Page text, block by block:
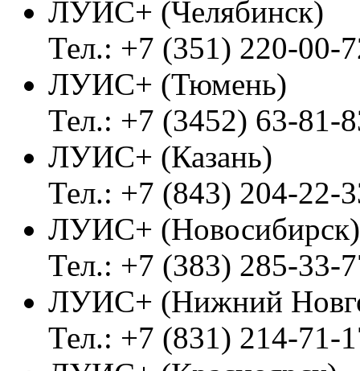
ЛУИС+ (Челябинск)
Тел.: +7 (351) 220-00-
ЛУИС+ (Тюмень)
Тел.: +7 (3452) 63-81-
ЛУИС+ (Казань)
Тел.: +7 (843) 204-22-
ЛУИС+ (Новосибирск)
Тел.: +7 (383) 285-33-
ЛУИС+ (Нижний
Тел.: +7 (831) 214-71-